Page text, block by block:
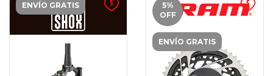
ENVÍO GRATIS 5%
OFF
ENVÍO GRATIS